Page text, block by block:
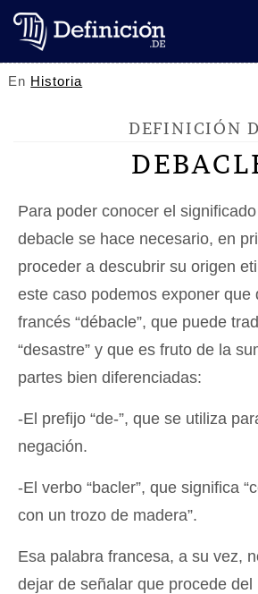
En Historia
DEFINICIÓN
Para poder conocer el
debacle se hace necesario, en
proceder a descubrir su origen
este caso podemos exponer que
francés “débacle”, que puede
“desastre” y que es fruto de la
partes bien diferenciadas:
-El prefijo “de-”, que se utiliza
negación.
-El verbo “bacler”, que significa
con un trozo de madera”.
Esa palabra francesa, a su vez,
dejar de señalar que procede